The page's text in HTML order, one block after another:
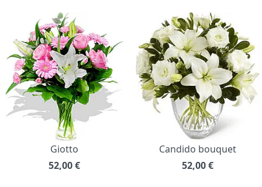
Giotto
52,00€
Candido bouquet
52,00€